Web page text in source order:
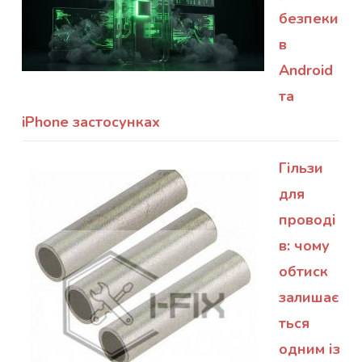
безпеки
в
Android
та
iPhone застосунках
Гільзи
для
проводі
в: чому
обтиск
залишає
ться
одним із